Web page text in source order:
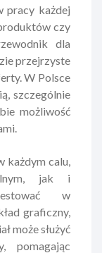
pracy każdej
czy
dla
przejrzyste
W Polsce
szczególnie
możliwość
każdym calu,
jak i
w
graficzny,
może służyć
pomagając